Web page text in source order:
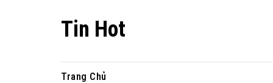
Tin Hot
Trang Chủ